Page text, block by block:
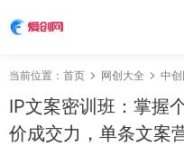
当前位置： 首页 网创大全 中
IP文案密训班：掌握
价成交力，单条文案